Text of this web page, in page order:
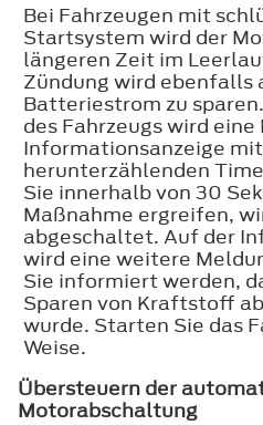
Bei Fahrzeugen mit
Startsystem wird der
längeren Zeit im
Zündung wird ebenfalls
Batteriestrom zu
des Fahrzeugs wird
Informationsanzeige
herunterzählenden
Sie innerhalb von 30
Maßnahme ergreifen,
abgeschaltet. Auf der
wird eine weitere
Sie informiert werden,
Sparen von Kraftstoff
wurde. Starten Sie das
Weise.
Übersteuern der
Motorabschaltung